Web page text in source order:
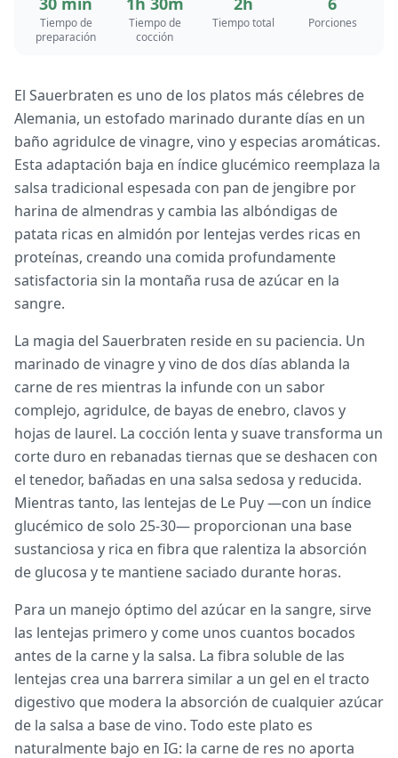
Tiempo de
preparación
Tiempo de
cocción
Tiempo total Porciones
El Sauerbraten es uno de los platos más célebres de
Alemania, un estofado marinado durante días en un
baño agridulce de vinagre, vino y especias aromáticas.
Esta adaptación baja en índice glucémico reemplaza la
salsa tradicional espesada con pan de jengibre por
harina de almendras y cambia las albóndigas de
patata ricas en almidón por lentejas verdes ricas en
proteínas, creando una comida profundamente
satisfactoria sin la montaña rusa de azúcar en la
sangre.
La magia del Sauerbraten reside en su paciencia. Un
marinado de vinagre y vino de dos días ablanda la
carne de res mientras la infunde con un sabor
complejo, agridulce, de bayas de enebro, clavos y
hojas de laurel. La cocción lenta y suave transforma un
corte duro en rebanadas tiernas que se deshacen con
el tenedor, bañadas en una salsa sedosa y reducida.
Mientras tanto, las lentejas de Le Puy —con un índice
glucémico de solo 25-30— proporcionan una base
sustanciosa y rica en fibra que ralentiza la absorción
de glucosa y te mantiene saciado durante horas.
Para un manejo óptimo del azúcar en la sangre, sirve
las lentejas primero y come unos cuantos bocados
antes de la carne y la salsa. La fibra soluble de las
lentejas crea una barrera similar a un gel en el tracto
digestivo que modera la absorción de cualquier azúcar
de la salsa a base de vino. Todo este plato es
naturalmente bajo en IG: la carne de res no aporta